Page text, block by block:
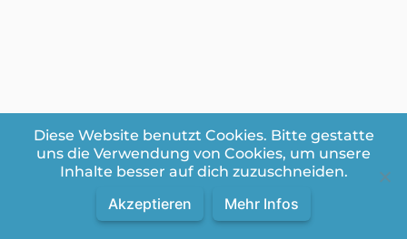
Diese Website benutzt Cookies. Bitte gestatte
uns die Verwendung von Cookies, um unsere
Inhalte besser auf dich zuzuschneiden.
Akzeptieren Mehr Infos